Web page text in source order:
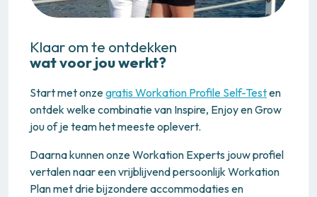
Klaar om te ontdekken
wat voor jou werkt?
Start met onzegratis Workation Profile Self-Testen
ontdek welke combinatie van Inspire, Enjoy en Grow
jou of je team het meeste oplevert.
Daarna kunnen onze Workation Experts jouw profiel
vertalen naar een vrijblijvend persoonlijk Workation
Plan met drie bijzondere accommodaties en